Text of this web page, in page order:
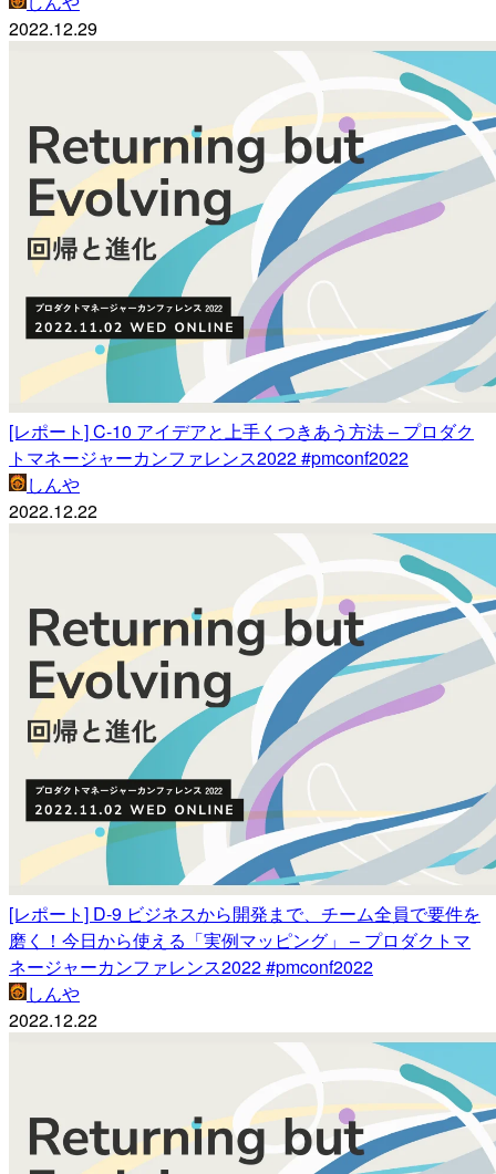
2022.12.29
[レポート] C-10 アイデアと上手くつきあう方法 – プロダク
トマネージャーカンファレンス2022 #pmconf2022
しんや
2022.12.22
[レポート] D-9 ビジネスから開発まで、チーム全員で要件を
磨く！今日から使える「実例マッピング」 – プロダクトマ
ネージャーカンファレンス2022 #pmconf2022
しんや
2022.12.22